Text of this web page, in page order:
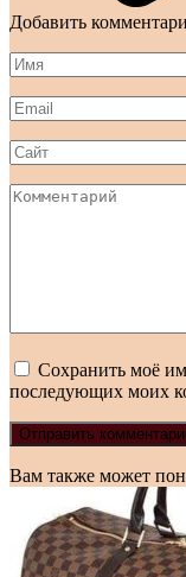
Добавить
Имя
*
Email
*
Сайт
Комментарий
Сохранить моё
последующих моих
Вам также может